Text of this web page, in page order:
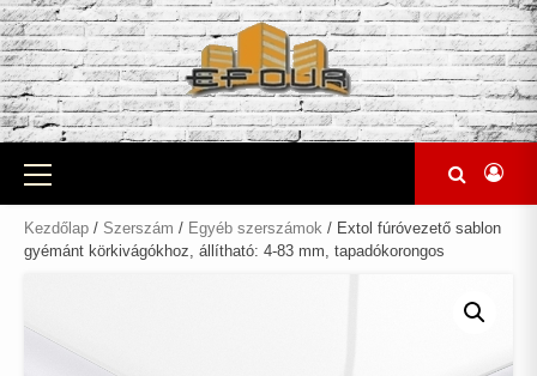
Skip
to
content
Primary
Menu
Kezdőlap / Szerszám / Egyéb szerszámok / Extol fúróvezető sablon
gyémánt körkivágókhoz, állítható: 4-83 mm, tapadókorongos